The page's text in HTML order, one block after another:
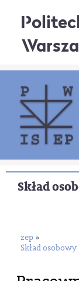
Skład
zep »
Skład osobowy